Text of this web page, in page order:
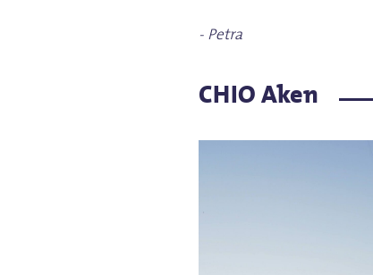
- Petra
CHIO Aken